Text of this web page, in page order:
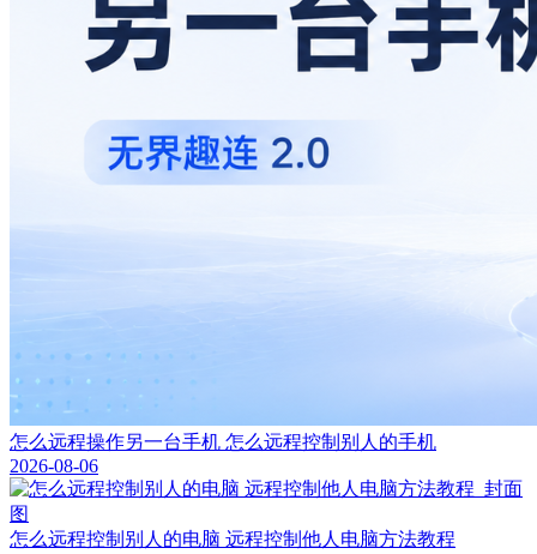
怎么远程操作另一台手机 怎么远程控制别人的手机
2026-08-06
怎么远程控制别人的电脑 远程控制他人电脑方法教程